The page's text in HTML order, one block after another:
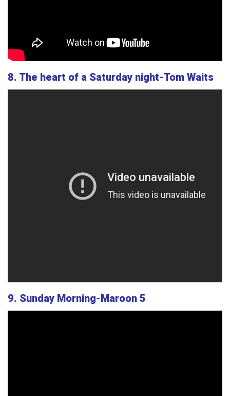
8. The heart of a Saturday night-Tom Waits
9. Sunday Morning-Maroon 5